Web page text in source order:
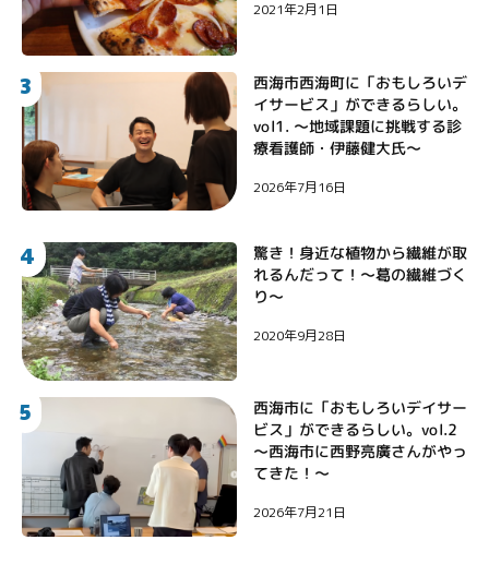
2021年2月1日
3
西海市西海町に「おもしろいデ
イサービス」ができるらしい。
vol1. 〜地域課題に挑戦する診
療看護師・伊藤健大氏〜
2026年7月16日
4
驚き！身近な植物から繊維が取
れるんだって！〜葛の繊維づく
り〜
2020年9月28日
5 西海市に「おもしろいデイサー
ビス」ができるらしい。vol.2
〜西海市に西野亮廣さんがやっ
てきた！〜
2026年7月21日